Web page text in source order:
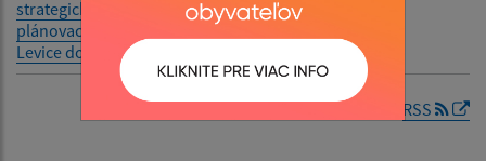
strategicko-
plánovacieho regiónu
Levice do roku 2030
RSS